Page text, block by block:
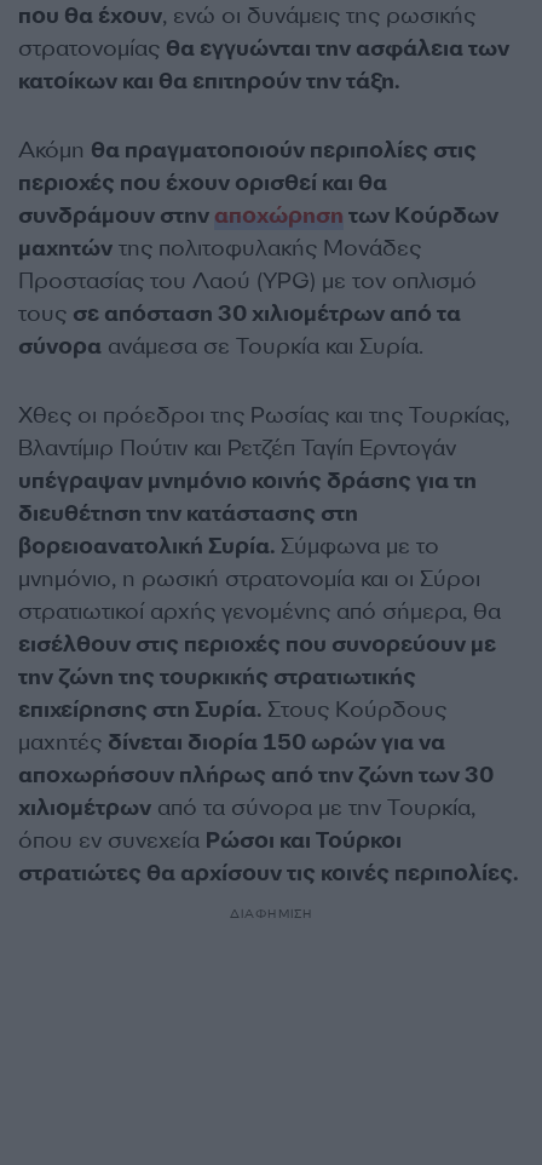
που θα έχουν, ενώ οι δυνάμεις της ρωσικής
στρατονομίας θα εγγυώνται την ασφάλεια των
κατοίκων και θα επιτηρούν την τάξη.
Ακόμη θα πραγματοποιούν περιπολίες στις
περιοχές που έχουν ορισθεί και θα
συνδράμουν στην αποχώρηση των Κούρδων
μαχητών της πολιτοφυλακής Μονάδες
Προστασίας του Λαού (YPG) με τον οπλισμό
τους σε απόσταση 30 χιλιομέτρων από τα
σύνορα ανάμεσα σε Τουρκία και Συρία.
Χθες οι πρόεδροι της Ρωσίας και της Τουρκίας,
Βλαντίμιρ Πούτιν και Ρετζέπ Ταγίπ Ερντογάν
υπέγραψαν μνημόνιο κοινής δράσης για τη
διευθέτηση την κατάστασης στη
βορειοανατολική Συρία. Σύμφωνα με το
μνημόνιο, η ρωσική στρατονομία και οι Σύροι
στρατιωτικοί αρχής γενομένης από σήμερα, θα
εισέλθουν στις περιοχές που συνορεύουν με
την ζώνη της τουρκικής στρατιωτικής
επιχείρησης στη Συρία. Στους Κούρδους
μαχητές δίνεται διορία 150 ωρών για να
αποχωρήσουν πλήρως από την ζώνη των 30
χιλιομέτρων από τα σύνορα με την Τουρκία,
όπου εν συνεχεία Ρώσοι και Τούρκοι
στρατιώτες θα αρχίσουν τις κοινές περιπολίες.
ΔΙΑΦΗΜΙΣΗ